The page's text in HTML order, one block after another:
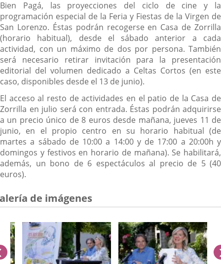
Bien Pagá, las proyecciones del ciclo de cine y la
programación especial de la Feria y Fiestas de la Virgen de
San Lorenzo. Éstas podrán recogerse en Casa de Zorrilla
(horario habitual), desde el sábado anterior a cada
actividad, con un máximo de dos por persona. También
será necesario retirar invitación para la presentación
editorial del volumen dedicado a Celtas Cortos (en este
caso, disponibles desde el 13 de junio).
El acceso al resto de actividades en el patio de la Casa de
Zorrilla en julio será con entrada. Éstas podrán adquirirse
a un precio único de 8 euros desde mañana, jueves 11 de
junio, en el propio centro en su horario habitual (de
martes a sábado de 10:00 a 14:00 y de 17:00 a 20:00h y
domingos y festivos en horario de mañana). Se habilitará,
además, un bono de 6 espectáculos al precio de 5 (40
euros).
de imágenes
anterior